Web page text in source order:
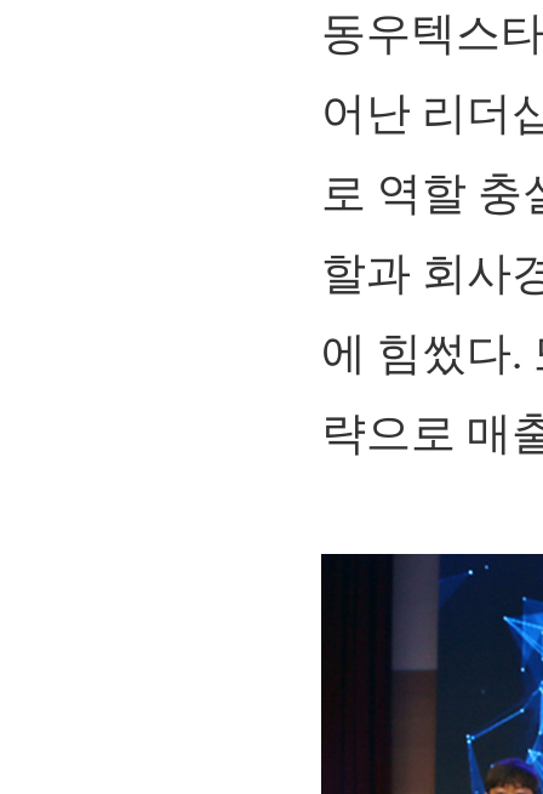
동우텍스
어난 리더
로 역할 충
할과 회사
에 힘썼다.
략으로 매